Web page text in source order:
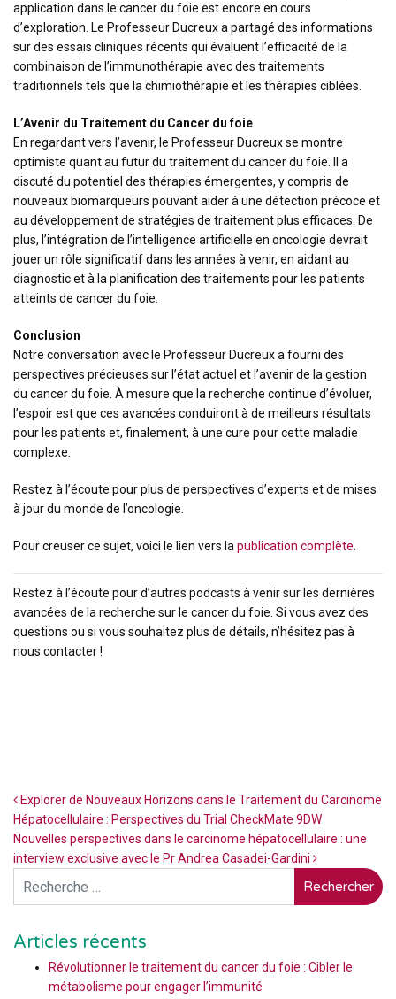
application dans le cancer du foie est encore en cours
d’exploration. Le Professeur Ducreux a partagé des informations
sur des essais cliniques récents qui évaluent l’efficacité de la
combinaison de l’immunothérapie avec des traitements
traditionnels tels que la chimiothérapie et les thérapies ciblées.
L’Avenir du Traitement du Cancer du foie
En regardant vers l’avenir, le Professeur Ducreux se montre
optimiste quant au futur du traitement du cancer du foie. Il a
discuté du potentiel des thérapies émergentes, y compris de
nouveaux biomarqueurs pouvant aider à une détection précoce et
au développement de stratégies de traitement plus efficaces. De
plus, l’intégration de l’intelligence artificielle en oncologie devrait
jouer un rôle significatif dans les années à venir, en aidant au
diagnostic et à la planification des traitements pour les patients
atteints de cancer du foie.
Conclusion
Notre conversation avec le Professeur Ducreux a fourni des
perspectives précieuses sur l’état actuel et l’avenir de la gestion
du cancer du foie. À mesure que la recherche continue d’évoluer,
l’espoir est que ces avancées conduiront à de meilleurs résultats
pour les patients et, finalement, à une cure pour cette maladie
complexe.
Restez à l’écoute pour plus de perspectives d’experts et de mises
à jour du monde de l’oncologie.
Pour creuser ce sujet, voici le lien vers la publication complète
Restez à l’écoute pour d’autres podcasts à venir sur les dernières
avancées de la recherche sur le cancer du foie. Si vous avez des
questions ou si vous souhaitez plus de détails, n’hésitez pas à
nous contacter !
Navigation
Explorer de Nouveaux Horizons dans le Traitement du Carcinome
Hépatocellulaire : Perspectives du Trial CheckMate 9DW
Nouvelles perspectives dans le carcinome hépatocellulaire : une
interview exclusive avec le Pr Andrea Casadei-Gardini
Articles récents
Révolutionner le traitement du cancer du foie : Cibler le
métabolisme pour engager l’immunité